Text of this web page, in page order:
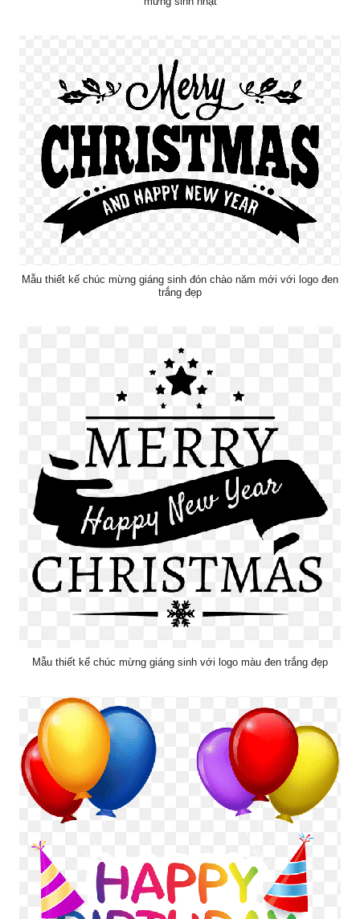
Mẫu thiết kế chúc mừng giáng sinh đón chào năm mới với logo đen
trắng đẹp
Mẫu thiết kế chúc mừng giáng sinh với logo màu đen trắng đẹp